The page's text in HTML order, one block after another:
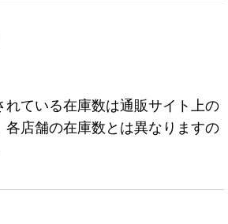
れている在庫数は通販サイト上の
各店舗の在庫数とは異なりますの